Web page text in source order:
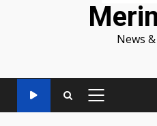
News
PRIMARY